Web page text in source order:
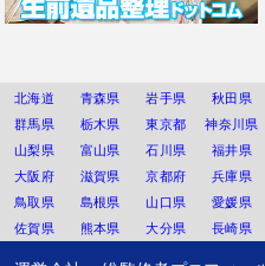
北海道 青森県 岩手県 秋田県
群馬県
栃木県 東京都 神奈川県
山梨県
富山県 石川県 福井県
大阪府
滋賀県 京都府 兵庫県
鳥取県
島根県 山口県 愛媛県
佐賀県
熊本県 大分県 長崎県